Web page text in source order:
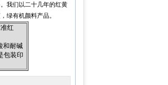
我们以二十几年的红黄
绿有机颜料产品。
红
和耐碱
包装印